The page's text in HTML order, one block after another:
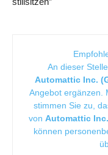
An dieser
Automattic Inc.
Angebot ergänzen.
stimmen Sie zu,
von Automattic
können